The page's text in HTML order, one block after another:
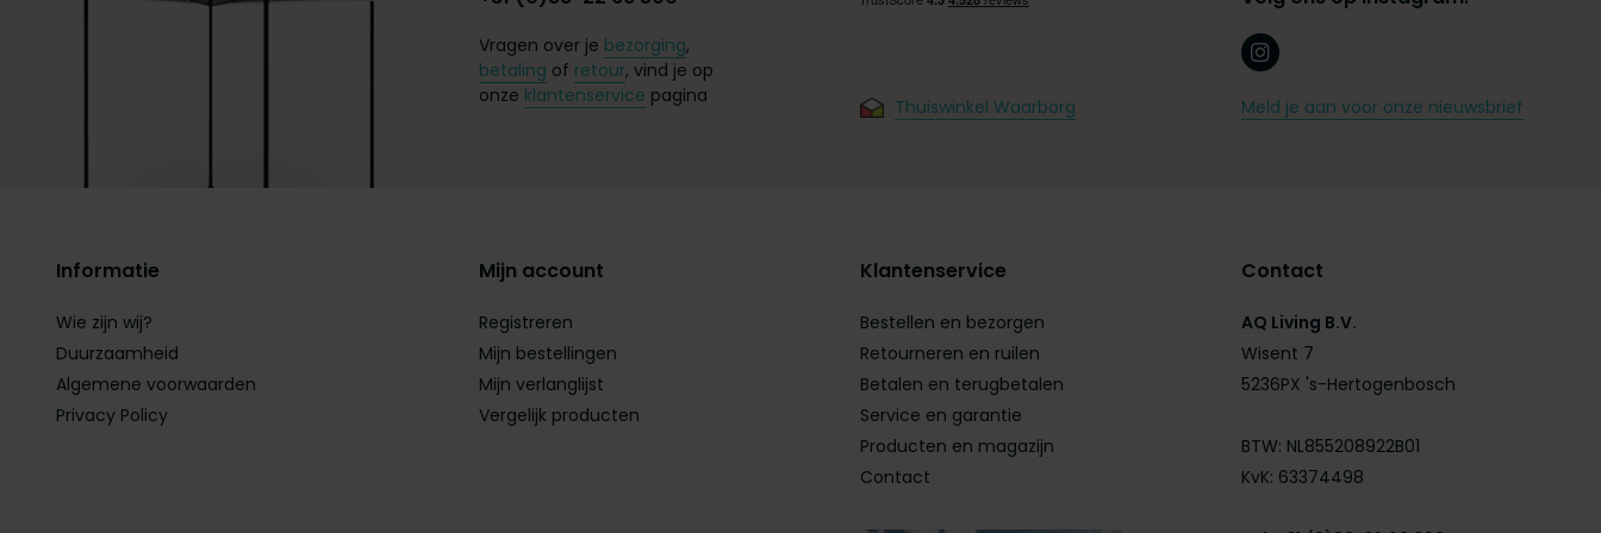
Vragen over je bezorging,
betaling of retour, vind je op
onze klantenservice pagina Thuiswinkel Waarborg Meld je aan voor onze nieuwsbrief
Informatie
Wie zijn wij?
Duurzaamheid
Algemene voorwaarden
Privacy Policy
Mijn account
Registreren
Mijn bestellingen
Mijn verlanglijst
Vergelijk producten
Klantenservice
Bestellen en bezorgen
Retourneren en ruilen
Betalen en terugbetalen
Service en garantie
Producten en magazijn
Contact
Contact
AQ Living B.V.
Wisent 7
5236PX 's-Hertogenbosch
BTW: NL855208922B01
KvK: 63374498